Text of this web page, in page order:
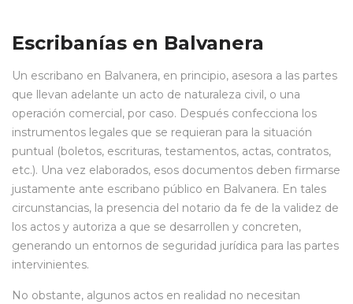
Escribanías en Balvanera
Un escribano en Balvanera, en principio, asesora a las partes
que llevan adelante un acto de naturaleza civil, o una
operación comercial, por caso. Después confecciona los
instrumentos legales que se requieran para la situación
puntual (boletos, escrituras, testamentos, actas, contratos,
etc.). Una vez elaborados, esos documentos deben firmarse
justamente ante escribano público en Balvanera. En tales
circunstancias, la presencia del notario da fe de la validez de
los actos y autoriza a que se desarrollen y concreten,
generando un entornos de seguridad jurídica para las partes
intervinientes.
No obstante, algunos actos en realidad no necesitan